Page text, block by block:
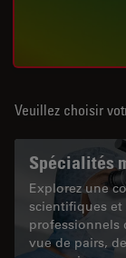
Veuillez choisir
Spécialités
Explorez une
scientifiques
professionnels
vue de pairs,